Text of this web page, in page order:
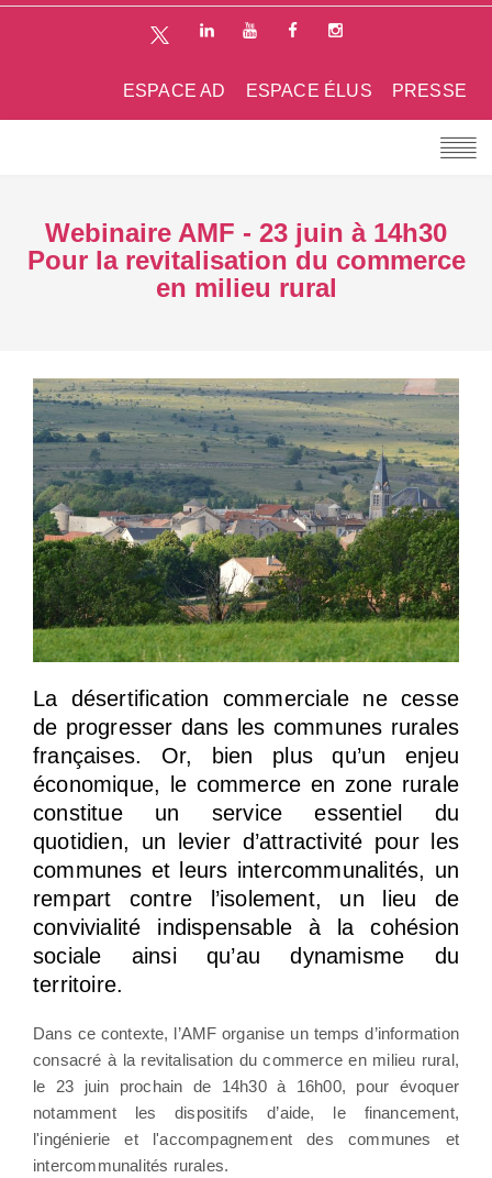
PRESSE
ESPACE ÉLUS
ESPACE AD
Webinaire AMF - 23 juin à 14h30
Pour la revitalisation du commerce
en milieu rural
La désertification commerciale ne cesse
de progresser dans les communes rurales
françaises. Or, bien plus qu’un enjeu
économique, le commerce en zone rurale
constitue un service essentiel du
quotidien, un levier d’attractivité pour les
communes et leurs intercommunalités, un
rempart contre l’isolement, un lieu de
convivialité indispensable à la cohésion
sociale ainsi qu’au dynamisme du
territoire.
Dans ce contexte, l’AMF organise un temps d’information
consacré à la revitalisation du commerce en milieu rural,
le 23 juin prochain de 14h30 à 16h00, pour évoquer
notamment les dispositifs d’aide, le financement,
l'ingénierie et l'accompagnement des communes et
intercommunalités rurales.